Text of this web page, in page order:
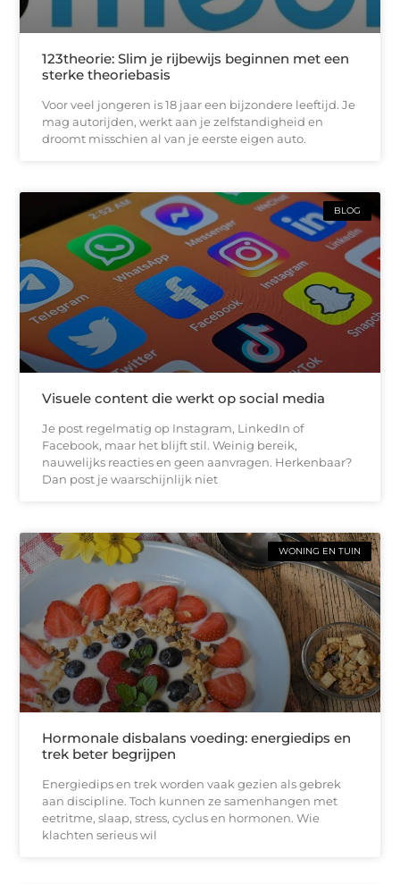
123theorie: Slim je rijbewijs beginnen met een
sterke theoriebasis
Voor veel jongeren is 18 jaar een bijzondere leeftijd. Je
mag autorijden, werkt aan je zelfstandigheid en
droomt misschien al van je eerste eigen auto.
BLOG
Visuele content die werkt op social media
Je post regelmatig op Instagram, LinkedIn of
Facebook, maar het blijft stil. Weinig bereik,
nauwelijks reacties en geen aanvragen. Herkenbaar?
Dan post je waarschijnlijk niet
WONING EN TUIN
Hormonale disbalans voeding: energiedips en
trek beter begrijpen
Energiedips en trek worden vaak gezien als gebrek
aan discipline. Toch kunnen ze samenhangen met
eetritme, slaap, stress, cyclus en hormonen. Wie
klachten serieus wil